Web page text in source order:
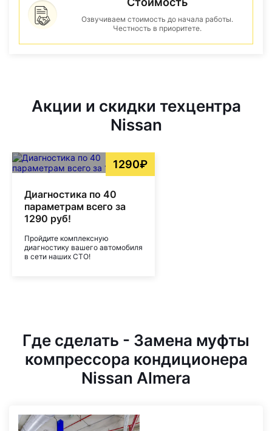
Озвучиваем стоимость до начала работы.
Честность в приоритете.
Акции и скидки техцентра
Nissan
1290₽
Диагностика по 40
параметрам всего за
1290 руб!
Пройдите комплексную
диагностику вашего автомобиля
в сети наших СТО!
Где сделать - Замена муфты
компрессора кондиционера
Nissan Almera